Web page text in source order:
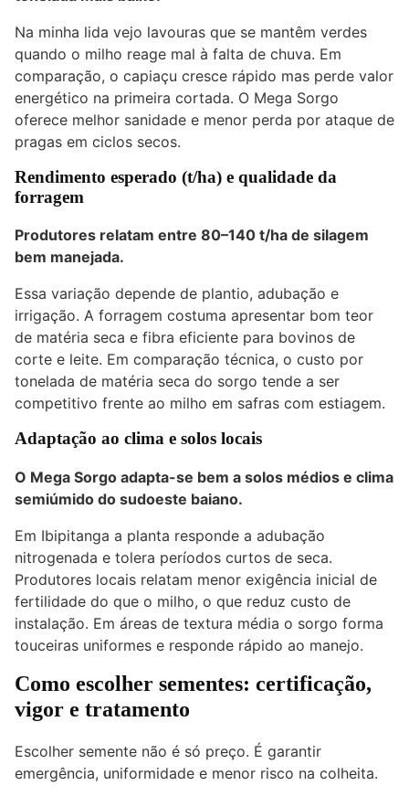
Na minha lida vejo lavouras que se mantêm verdes
quando o milho reage mal à falta de chuva. Em
comparação, o capiaçu cresce rápido mas perde valor
energético na primeira cortada. O Mega Sorgo
oferece melhor sanidade e menor perda por ataque de
pragas em ciclos secos.
Rendimento esperado (t/ha) e qualidade da
forragem
Produtores relatam entre 80–140 t/ha de silagem
bem manejada.
Essa variação depende de plantio, adubação e
irrigação. A forragem costuma apresentar bom teor
de matéria seca e fibra eficiente para bovinos de
corte e leite. Em comparação técnica, o custo por
tonelada de matéria seca do sorgo tende a ser
competitivo frente ao milho em safras com estiagem.
Adaptação ao clima e solos locais
O Mega Sorgo adapta-se bem a solos médios e clima
semiúmido do sudoeste baiano.
Em Ibipitanga a planta responde a adubação
nitrogenada e tolera períodos curtos de seca.
Produtores locais relatam menor exigência inicial de
fertilidade do que o milho, o que reduz custo de
instalação. Em áreas de textura média o sorgo forma
touceiras uniformes e responde rápido ao manejo.
Como escolher sementes: certificação,
vigor e tratamento
Escolher semente não é só preço. É garantir
emergência, uniformidade e menor risco na colheita.